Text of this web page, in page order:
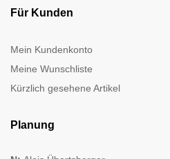
Für Kunden
Mein Kundenkonto
Meine Wunschliste
Kürzlich gesehene Artikel
Planung